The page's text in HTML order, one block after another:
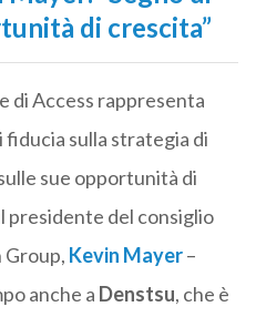
di crescita”
di Access rappresenta
sulla strategia di
sue opportunità di
presidente del consiglio
Group, Kevin Mayer–
anche a Denstsu, che è